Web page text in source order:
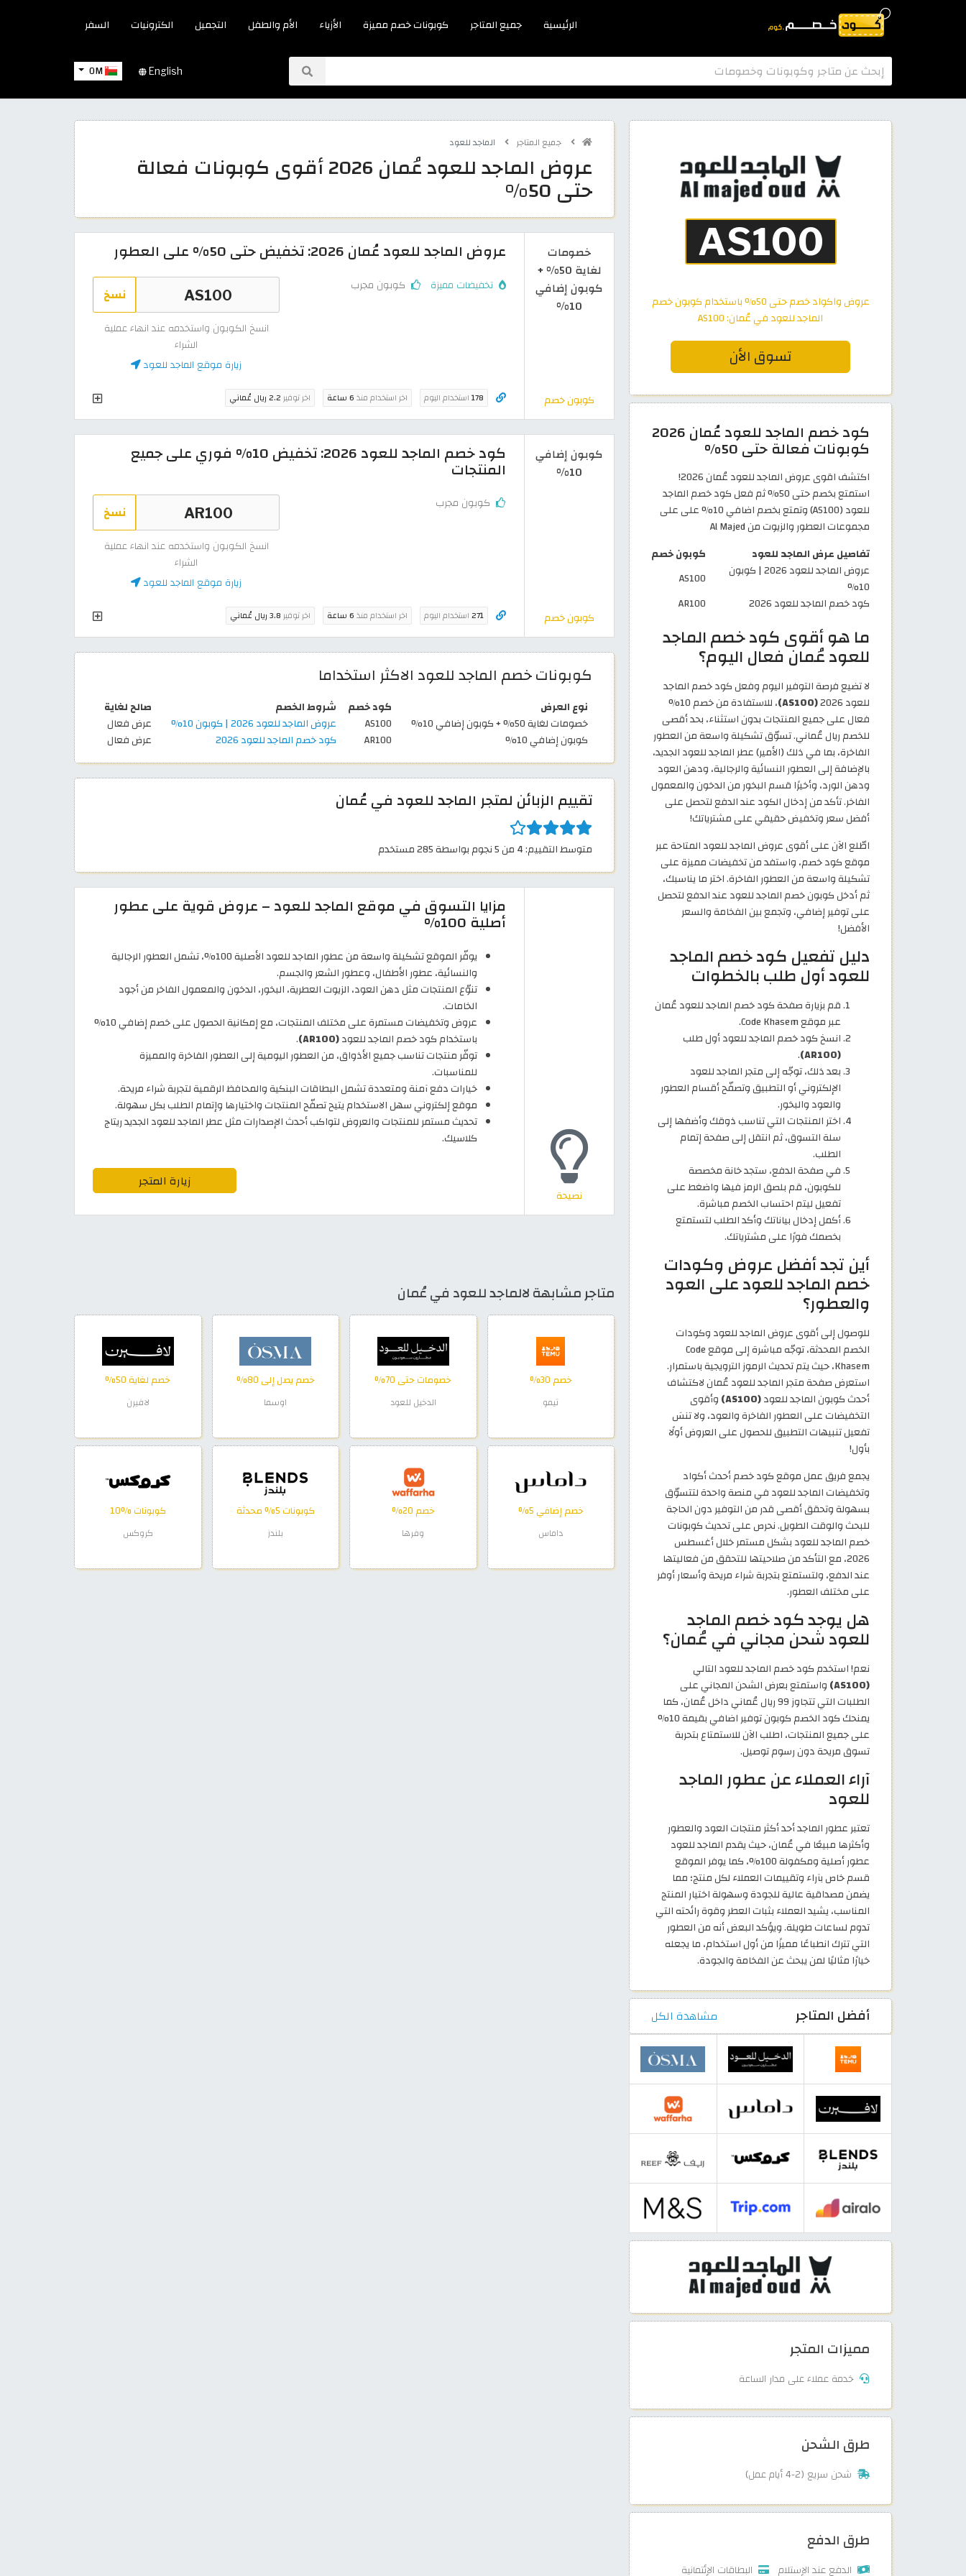
الرئيسية جميع المتاجر كوبونات خصم مميزة الأزياء الأم والطفل التجميل الكترونيات السفر
OM English
جميع المتاجر الماجد للعود
عروض الماجد للعود عُمان 2026 أقوى كوبونات فعالة
حتى 50%
خصومات
لغاية 50% +
كوبون إضافي
10%
كوبون خصم
عروض الماجد للعود عُمان 2026: تخفيض حتى 50% على العطور
تخفيضات مميزة كوبون مجرب نسخ
انسخ الكوبون واستخدمه عند انهاء عملية
الشراء
زيارة موقع الماجد للعود
178استخدام اليوم اخر استخدام منذ6 ساعة اخر توفير2.2 ريال عُماني
كوبون إضافي
10%
كوبون خصم
كود خصم الماجد للعود 2026: تخفيض 10% فوري على جميع
المنتجات
كوبون مجرب نسخ
انسخ الكوبون واستخدمه عند انهاء عملية
الشراء
زيارة موقع الماجد للعود
271استخدام اليوم اخر استخدام منذ6 ساعة اخر توفير3.8 ريال عُماني
كوبونات خصم الماجد للعود الاكثر استخداما
نوع العرض كود خصم شروط الخصم
صالح لغاية
خصومات لغاية 50% + كوبون إضافي 10%
AS100 عروض الماجد للعود 2026 | كوبون 10%
عرض فعال
كوبون إضافي 10%
AR100 كود خصم الماجد للعود 2026 عرض فعال
تقييم الزبائن لمتجر الماجد للعود في عُمان
متوسط التقييم: 4 من 5 نجوم بواسطة 285 مستخدم
نصيحة
مزايا التسوق في موقع الماجد للعود – عروض قوية على عطور
أصلية 100%
يوفّر الموقع تشكيلة واسعة من عطور الماجد للعود الأصلية 100%، تشمل العطور الرجالية
والنسائية، عطور الأطفال، وعطور الشعر والجسم.
تنوّع المنتجات مثل دهن العود، الزيوت العطرية، البخور، الدخون والمعمول الفاخر من أجود
الخامات.
عروض وتخفيضات مستمرة على مختلف المنتجات، مع إمكانية الحصول على خصم إضافي 10%
باستخدام كود خصم الماجد للعود(AR100)
.
توفّر منتجات تناسب جميع الأذواق، من العطور اليومية إلى العطور الفاخرة والمميزة
للمناسبات.
خيارات دفع آمنة ومتعددة تشمل البطاقات البنكية والمحافظ الرقمية لتجربة شراء مريحة.
موقع إلكتروني سهل الاستخدام يتيح تصفّح المنتجات واختيارها وإتمام الطلب بكل سهولة.
تحديث مستمر للمنتجات والعروض لتواكب أحدث الإصدارات مثل عطر الماجد للعود الجديد ريتاج
كلاسيك.
زيارة المتجر
متاجر مشابهة لالماجد للعود في عُمان
خصم 30%
تيمو
خصومات حتى 70%
الدخيل للعود
خصم يصل إلى 80%
اوسما
خصم لغاية 50%
لافيرن
خصم إضافي 5%
داماس
خصم 20%
وفرها
كوبونات 5% محدثة
بلندز
كوبونات %10
كروكس
عروض واكواد خصم حتى 50% باستخدام كوبون خصم
الماجد للعود في عُمان: AS100
تسوق الأن
كود خصم الماجد للعود عُمان 2026
كوبونات فعالة حتى 50%
اكتشف اقوى عروض الماجد للعود عُمان 2026!
استمتع بخصم حتى 50% ثم فعل كود خصم الماجد
للعود (AS100) وتمتع بخصم اضافي 10% على على
مجموعات العطور والزيوت من Al Majed
تفاصيل عرض الماجد للعود
كوبون خصم
عروض الماجد للعود 2026 | كوبون
10%
AS100
كود خصم الماجد للعود 2026
AR100
ما هو أقوى كود خصم الماجد
للعود عُمان فعال اليوم؟
لا تضيع فرصة التوفير اليوم وفعل كود خصم الماجد
للعود 2026
(AS100)
، للاستفادة من خصم 10%
فعال على جميع المنتجات بدون استثناء، بحد أقصى
للخصم ريال عُماني. تسوّق تشكيلة واسعة من العطور
الفاخرة، بما في ذلك (الأمير) عطر الماجد للعود الجديد،
بالإضافة إلى العطور النسائية والرجالية، ودهن العود
ودهن الورد، وأخيرًا قسم البخور من الدخون والمعمول
الفاخر. تأكد من إدخال الكود عند الدفع لتحصل على
أفضل سعر وتخفيض حقيقي على مشترياتك!
اطّلع الآن على أقوى عروض الماجد للعود المتاحة عبر
موقع كود خصم، واستفد من تخفيضات مميزة على
تشكيلة واسعة من العطور الفاخرة. اختر ما يناسبك،
ثم أدخل كوبون خصم الماجد للعود عند الدفع لتحصل
على توفير إضافي، وتجمع بين الفخامة والسعر
الأفضل!
دليل تفعيل كود خصم الماجد
للعود أول طلب بالخطوات
قم بزيارة صفحة كود خصم الماجد للعود عُمان
عبر موقع Code Khasem.
انسخ كود خصم الماجد للعود أول طلب
(AR100)
.
بعد ذلك، توجّه إلى متجر الماجد للعود
الإلكتروني أو التطبيق وتصفّح أقسام العطور
والعود والبخور.
اختر المنتجات التي تناسب ذوقك وأضفها إلى
سلة التسوق، ثم انتقل إلى صفحة إتمام
الطلب.
في صفحة الدفع، ستجد خانة مخصصة
للكوبون، قم بلصق الرمز فيها واضغط على
تفعيل ليتم احتساب الخصم مباشرة.
أكمل إدخال بياناتك وأكد الطلب لتستمتع
بخصمك فورًا على مشترياتك.
أين تجد أفضل عروض وكودات
خصم الماجد للعود على العود
والعطور؟
للوصول إلى أقوى عروض الماجد للعود وكودات
الخصم المحدثة، توجّه مباشرة إلى موقع Code
Khasem، حيث يتم تحديث الرموز الترويجية باستمرار.
استعرض صفحة متجر الماجد للعود عُمان لاكتشاف
أحدث كوبون الماجد للعود(AS100)
وأقوى
التخفيضات على العطور الفاخرة والعود، ولا تنسَ
تفعيل تنبيهات التطبيق للحصول على العروض أولًا
بأول!
يجمع فريق عمل موقع كود خصم أحدث أكواد
وتخفيضات الماجد للعود في منصة واحدة لتتسوّق
بسهولة وتحقق أقصى قدر من التوفير دون الحاجة
للبحث والوقت الطويل. نحرص على تحديث كوبونات
خصم الماجد للعود بشكل مستمر خلال أغسطس
2026، مع التأكد من صلاحيتها للتحقق من فعاليتها
عند الدفع، ولتستمتع بتجربة شراء مريحة وأسعار أوفر
على مختلف العطور.
هل يوجد كود خصم الماجد
للعود شحن مجاني في عُمان؟
نعم! استخدم كود خصم الماجد للعود التالي
(AS100)
واستمتع بعرض الشحن المجاني على
الطلبات التي تتجاوز 99 ريال عُماني داخل عُمان، كما
يمنحك كود الخصم كوبون توفير اضافي بقيمة 10%
على جميع المنتجات، اطلب الآن للاستمتاع بتحربة
تسوق مريحة دون رسوم توصيل.
آراء العملاء عن عطور الماجد
للعود
تعتبر عطور الماجد أحد أكثر منتجات العود والعطور
وأكثرها مبيعًا في عُمان، حيث يقدم الماجد للعود
عطور أصلية ومكفولة 100%، كما يوفر الموقع
قسم خاص بآراء وتقييمات العملاء لكل منتج؛ مما
يضمن مصداقية عالية للجودة وسهولة اختيار المنتج
المناسب، يشيد العملاء بثبات العطر وقوة رائحته التي
تدوم لساعات طويلة. ويؤكد البعض أنه من العطور
التي تترك انطباعًا مميزًا من أول استخدام، ما يجعله
خيارًا مثاليًا لمن يبحث عن الفخامة والجودة.
أفضل المتاجر مشاهدة الكل
مميزات المتجر
خدمة عملاء على مدار الساعة
طرق الشحن
شحن سريع (2-4 أيام عمل)
طرق الدفع
الدفع عند الإستلام البطاقات الإئتمانية